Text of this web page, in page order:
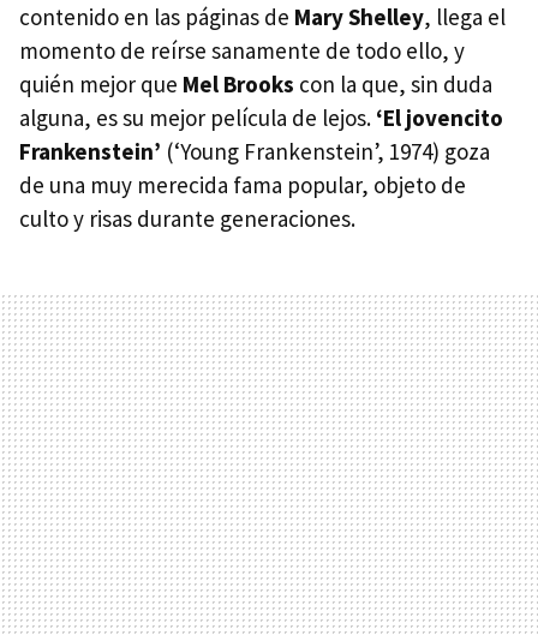
contenido en las páginas de Mary Shelley, llega el
momento de reírse sanamente de todo ello, y
quién mejor que Mel Brooks con la que, sin duda
alguna, es su mejor película de lejos. ‘El jovencito
Frankenstein’ (‘Young Frankenstein’, 1974) goza
de una muy merecida fama popular, objeto de
culto y risas durante generaciones.